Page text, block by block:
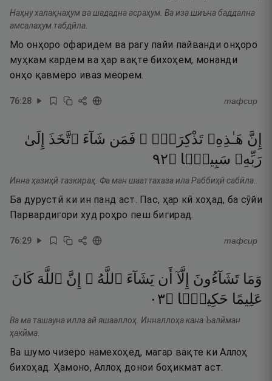
Наҳну халақнаҳум ва шададна асраҳум. Ва иза шиъна баддална
амсалаҳум табдӣла.
Мо онҳоро офаридем ва рагу пайи пайванди онҳоро
муҳкам кардем ва ҳар вақте бихоҳем, монанди
онҳо қавмеро иваз меорем.
76:28 тафсир
إِنَّ هَـٰذِهِۦ تَذْكِرَةٌۭ ۖ فَمَن شَآءَ ٱتَّخَذَ
إِلَىٰ
رَبِّهِۦ سَبِيلًۭا ۝٢٩
Инна ҳазиҳӣ тазкираҳ. Фа ман шааттахаза ила Раббиҳӣ сабӣла.
Ба дурустӣ ки ин панд аст. Пас, ҳар кӣ хоҳад, ба сӯйи
Парвардигори худ роҳро пеш бигирад.
76:29 тафсир
وَمَا تَشَآءُونَ إِلَّآ أَن يَشَآءَ ٱللَّهُ ۚ إِنَّ ٱللَّهَ كَانَ
عَلِيمًا حَكِيمًۭا ۝٣٠
Ва ма ташауна илла ай яшааллоҳ. Инналлоҳа кана Ъалӣман
ҳакӣма.
Ва шумо чизеро намехоҳед, магар вақте ки Аллоҳ
бихоҳад. Ҳамоно, Аллоҳ донои боҳикмат аст.